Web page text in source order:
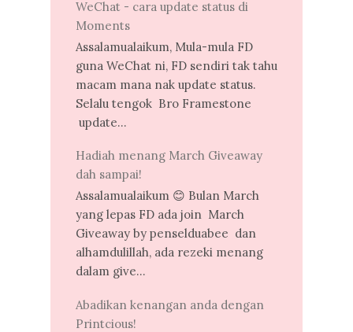
WeChat - cara update status di
Moments
Assalamualaikum, Mula-mula FD
guna WeChat ni, FD sendiri tak tahu
macam mana nak update status.
Selalu tengok Bro Framestone
update...
Hadiah menang March Giveaway
dah sampai!
Assalamualaikum 😊 Bulan March
yang lepas FD ada join March
Giveaway by penselduabee dan
alhamdulillah, ada rezeki menang
dalam give...
Abadikan kenangan anda dengan
Printcious!